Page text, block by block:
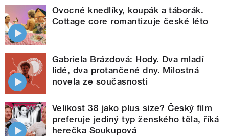
Ovocné knedlíky, koupák a táborák.
Cottage core romantizuje české léto
Gabriela Brázdová: Hody. Dva mladí
lidé, dva protančené dny. Milostná
novela ze současnosti
Velikost 38 jako plus size? Český film
preferuje jediný typ ženského těla, říká
herečka Soukupová